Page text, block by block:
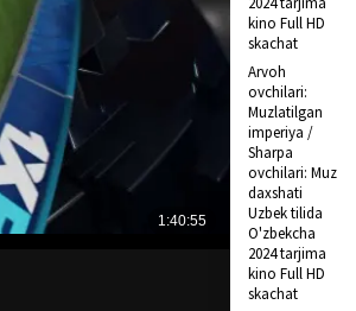
Arvoh
ovchilari:
Muzlatilgan
imperiya /
Sharpa
ovchilari: Muz
daxshati
Uzbek tilida
O'zbekcha
2024 tarjima
kino Full HD
skachat